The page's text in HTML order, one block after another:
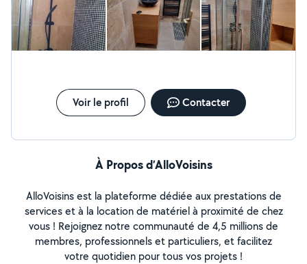
Voir le profil Contacter
À Propos d’AlloVoisins
AlloVoisins est la plateforme dédiée aux prestations de
services et à la location de matériel à proximité de chez
vous ! Rejoignez notre communauté de 4,5 millions de
membres, professionnels et particuliers, et facilitez
votre quotidien pour tous vos projets !